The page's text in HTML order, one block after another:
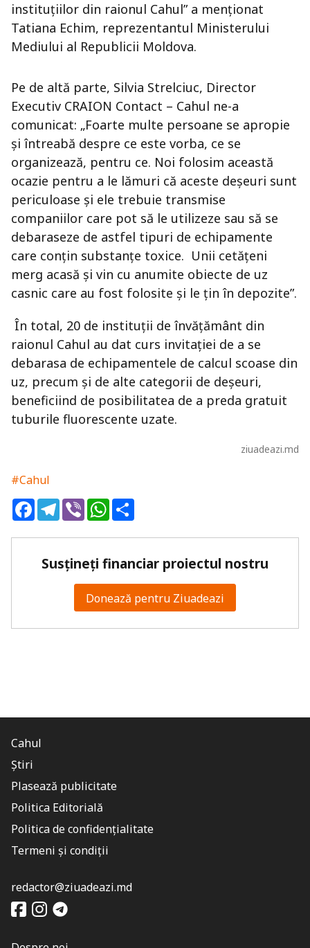
instituțiilor din raionul Cahul” a menţionat
Tatiana Echim, reprezentantul Ministerului
Mediului al Republicii Moldova.
Pe de altă parte, Silvia Strelciuc, Director
Executiv CRAION Contact – Cahul ne-a
comunicat: „Foarte multe persoane se apropie
şi întreabă despre ce este vorba, ce se
organizează, pentru ce. Noi folosim această
ocazie pentru a le lămuri că aceste deşeuri sunt
periculoase şi ele trebuie transmise
companiilor care pot să le utilizeze sau să se
debaraseze de astfel tipuri de echipamente
care conţin substanţe toxice. Unii cetăţeni
merg acasă şi vin cu anumite obiecte de uz
casnic care au fost folosite şi le ţin în depozite”.
În total, 20 de instituții de învățământ din
raionul Cahul au dat curs invitației de a se
debarasa de echipamentele de calcul scoase din
uz, precum și de alte categorii de deșeuri,
beneficiind de posibilitatea de a preda gratuit
tuburile fluorescente uzate.
ziuadeazi.md
#Cahul
FacebookTelegram
ViberWhatsApp
Susțineți financiar proiectul nostru
Donează pentru Ziuadeazi
Cahul
Știri
Plasează publicitate
Politica Editorială
Politica de confidențialitate
Termeni și condiții
redactor@ziuadeazi.md